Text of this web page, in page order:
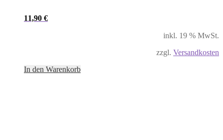
11,90 €
inkl. 19 % MwSt.
zzgl. Versandkosten
In den Warenkorb